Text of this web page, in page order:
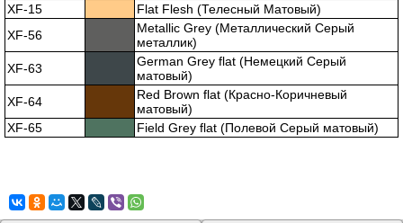
XF-15
Flat Flesh (Телесный Матовый)
XF-56
Metallic Grey (Металлический Серый
металлик)
XF-63
German Grey flat (Немецкий Серый
матовый)
XF-64
Red Brown flat (Красно-Коричневый
матовый)
XF-65
Field Grey flat (Полевой Серый матовый)